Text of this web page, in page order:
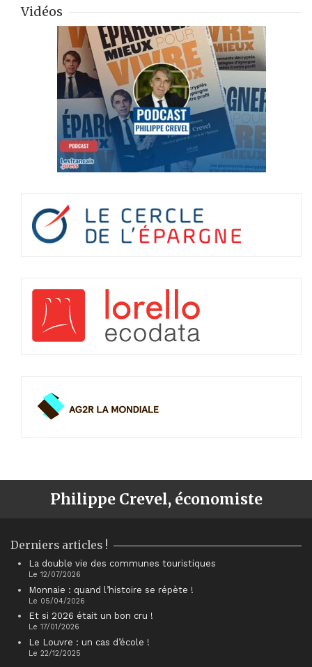
Vidéos
Philippe Crevel, économiste
Derniers articles !
La double vie des communes touristiques
Le 12/07/2026
Monnaie : quand l’histoire se répète !
Le 05/04/2026
Et si 2026 était un bon cru !
Le 17/01/2026
Le Louvre : un cas d’école !
Le 22/12/2025